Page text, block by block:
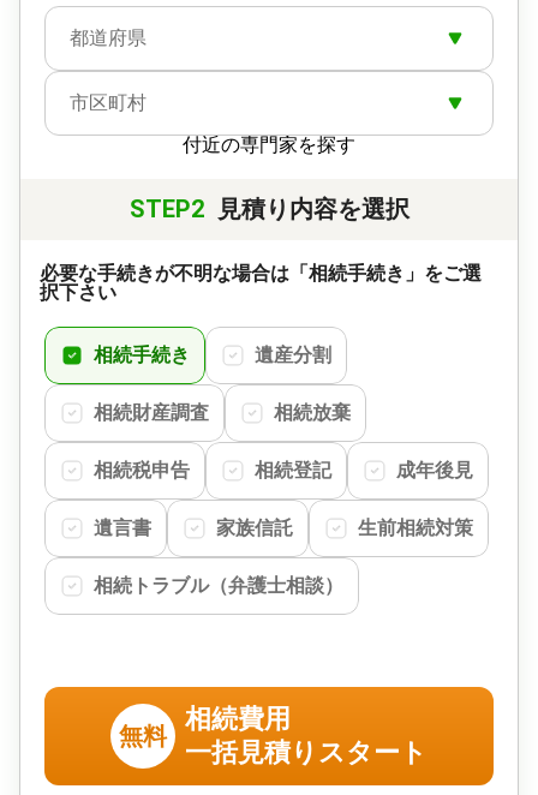
だきます。
対応業務
遺言書 / 遺産分割 / 相続財産調査 / 相続手続き / 銀行
手続き / 戸籍収集 / 相続人調査
対応体制
電話相談可 / 訪問可 / 土日相談可 / 初回相談無料 / 18
都道府県
市区町村
付近の専門家を探す
STEP2 見積り内容を選択
必要な手続きが不明な場合は「相続手続き」をご選
択下さい
相続手続き 遺産分割
相続財産調査 相続放棄
相続税申告 相続登記 成年後見
遺言書 家族信託 生前相続対策
相続トラブル（弁護士相談）
無料
相続費用
一括見積りスタート